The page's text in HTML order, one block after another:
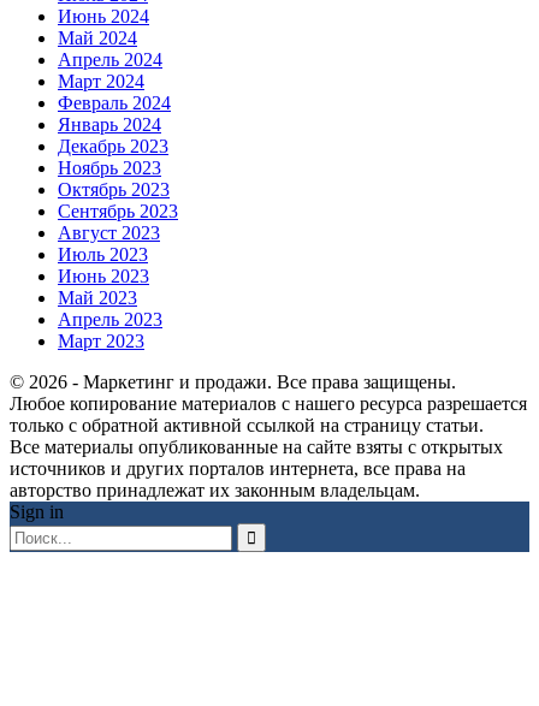
Июнь 2024
Май 2024
Апрель 2024
Март 2024
Февраль 2024
Январь 2024
Декабрь 2023
Ноябрь 2023
Октябрь 2023
Сентябрь 2023
Август 2023
Июль 2023
Июнь 2023
Май 2023
Апрель 2023
Март 2023
© 2026 - Маркетинг и продажи. Все права защищены.
Любое копирование материалов с нашего ресурса разрешается
только с обратной активной ссылкой на страницу статьи.
Все материалы опубликованные на сайте взяты с открытых
источников и других порталов интернета, все права на
авторство принадлежат их законным владельцам.
Sign in